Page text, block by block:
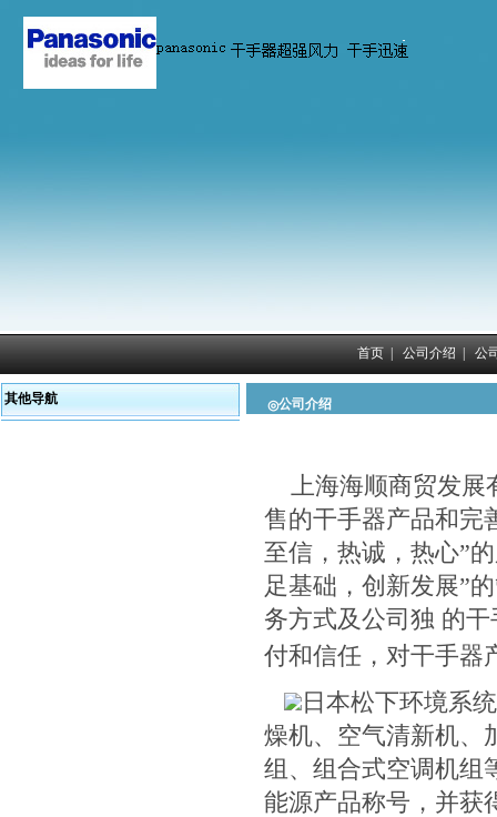
首页| 公司介绍 公
其他导航 ◎公司介绍
上海海顺商贸发展
售的干手器产品和
至信，热诚，热心”
足基础，创新发展”
务方式及公司独 的
付和信任，对干手器
日本松下环境系
燥机、空气清新机、
组、组合式空调机组
能源产品称号，并获